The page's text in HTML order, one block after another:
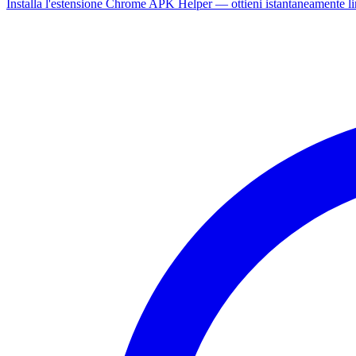
Installa l'estensione Chrome APK Helper — ottieni